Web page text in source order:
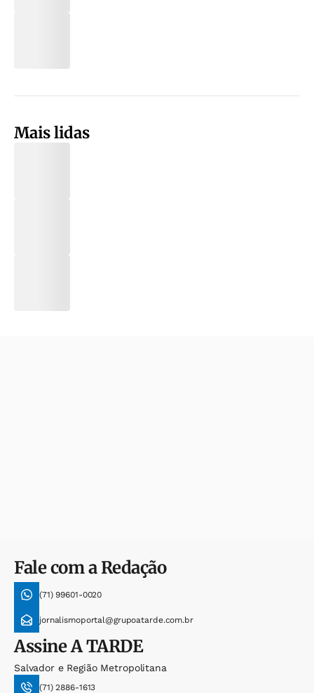
Mais lidas
Fale com a Redação
(71) 99601-0020
jornalismoportal@grupoatarde.com.br
AssineA TARDE
Salvador e Região Metropolitana
(71) 2886-1613